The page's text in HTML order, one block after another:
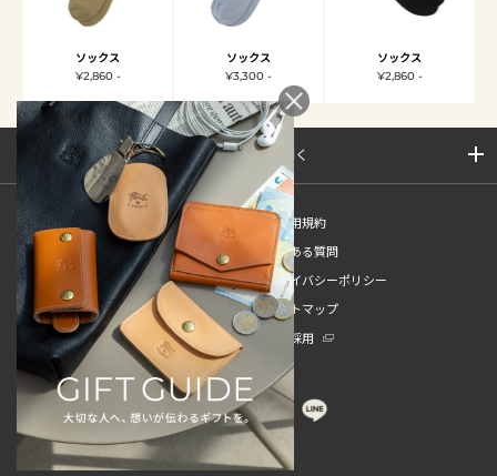
ソックス
¥2,860 -
ソックス
¥3,300 -
ソックス
¥2,860 -
サイトマップを開く
新規会員登録
ご利用規約
ご利用ガイド
よくある質問
特定商取引法
プライバシーポリシー
お問い合わせ
サイトマップ
販売スタッフ中途採用
新卒採用